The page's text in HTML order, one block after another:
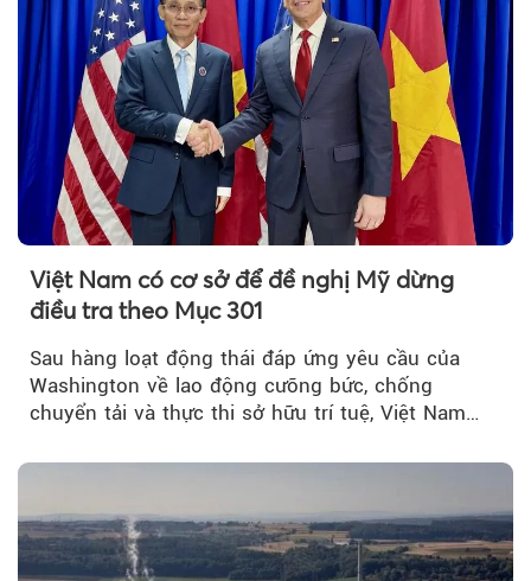
Việt Nam có cơ sở để đề nghị Mỹ dừng
điều tra theo Mục 301
Sau hàng loạt động thái đáp ứng yêu cầu của
Washington về lao động cưỡng bức, chống
chuyển tải và thực thi sở hữu trí tuệ, Việt Nam